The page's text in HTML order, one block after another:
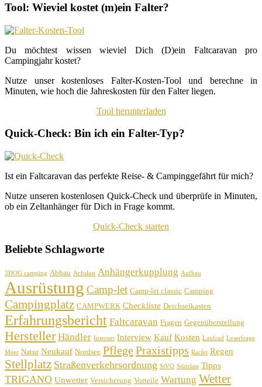
Tool: Wieviel kostet (m)ein Falter?
Du möchtest wissen wieviel Dich (D)ein Faltcaravan pro
Campingjahr kostet?
Nutze unser kostenloses Falter-Kosten-Tool und berechne in
Minuten, wie hoch die Jahreskosten für den Falter liegen.
Tool herunterladen
Quick-Check: Bin ich ein Falter-Typ?
Ist ein Faltcaravan das perfekte Reise- & Campinggefährt für mich?
Nutze unseren kostenlosen Quick-Check und überprüfe in Minuten,
ob ein Zeltanhänger für Dich in Frage kommt.
Quick-Check starten
Beliebte Schlagworte
3DOG camping Abbau Achslast Anhängerkupplung Aufbau
Ausrüstung Camp-let Camp-let classic Camping
Campingplatz CAMPWERK Checkliste Deichselkasten
Erfahrungsbericht Faltcaravan Fragen Gegenüberstellung
Hersteller Händler Internet Interview Kauf Kosten Laufrad Leserfrage
Meer Natur Neukauf Nordsee PflegePraxistipps Raclet Regen
Stellplatz Straßenverkehrsordnung StVO Stützlast Tipps
TRIGANO Unwetter Versicherung Vorteile Wartung Wetter